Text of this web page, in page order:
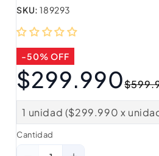
SKU: 189293
-50% OFF
$299.990
1 unidad ($299.990 x
Cantidad
Cantidad